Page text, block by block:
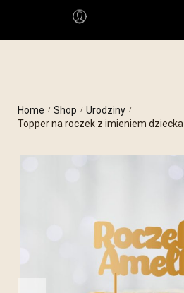
Home / Shop / Urodziny /
Topper na roczek z imieniem dziecka